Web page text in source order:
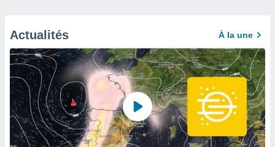
Actualités À la une